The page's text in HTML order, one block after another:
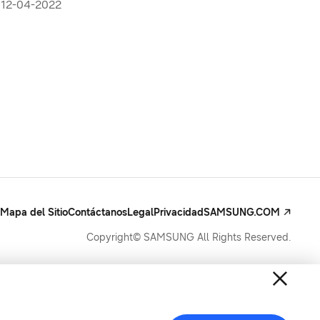
12-04-2022
Mapa del SitioContáctanosLegalPrivacidadSAMSUNG.COM
Copyright© SAMSUNG All Rights Reserved.